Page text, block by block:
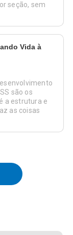
seção, sem
Vida à
são os
a estrutura e
as coisas